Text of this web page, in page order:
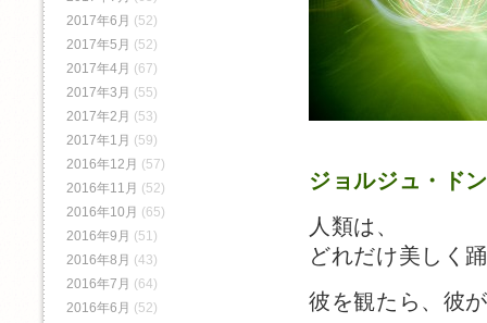
ジョルジュ・ド
人類は、
どれだけ美しく
彼を観たら、彼
2017年6月 (52)
2017年5月 (52)
2017年4月 (67)
2017年3月 (55)
2017年2月 (53)
2017年1月 (59)
2016年12月 (57)
2016年11月 (52)
2016年10月 (65)
2016年9月 (51)
2016年8月 (43)
2016年7月 (64)
2016年6月 (52)